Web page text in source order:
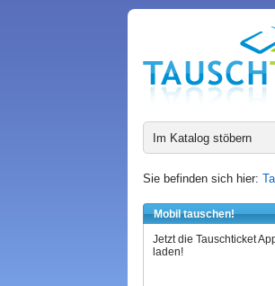
Im Katalog stöbern
Sie befinden sich hier:
Mobil tauschen!
Jetzt die Tauschticket
laden!